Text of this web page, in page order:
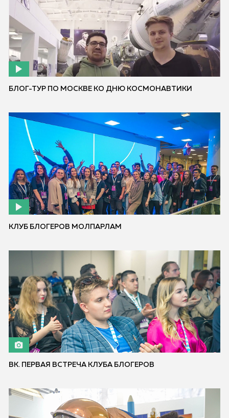
БЛОГ-ТУР ПО МОСКВЕ КО ДНЮ КОСМОНАВТИКИ
КЛУБ БЛОГЕРОВ МОЛПАРЛАМ
ВК. ПЕРВАЯ ВСТРЕЧА КЛУБА БЛОГЕРОВ